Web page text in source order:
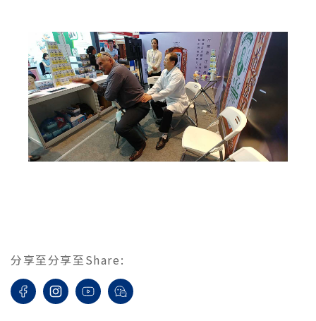
分享至分享至Share: